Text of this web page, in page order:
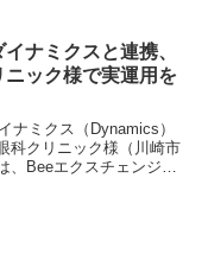
ナミクスと連携、
ニック様で実運用を
ナミクス（Dynamics）
科クリニック様（川崎市
Beeエクスチェンジと